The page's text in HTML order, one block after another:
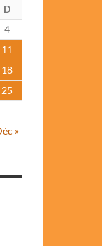
D
4
11
18
25
»